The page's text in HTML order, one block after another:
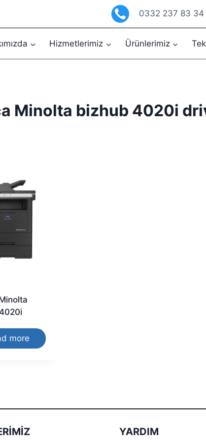
0332 237 83 34
Hizmetlerimiz Ürünlerimiz
Minolta bizhub 4020i
more
YARDIM